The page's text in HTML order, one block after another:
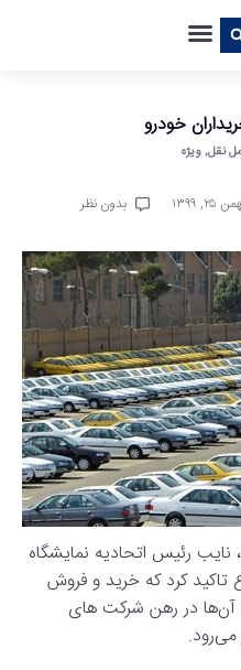
خودرو
نقل,ویژه
۲۵, ۱۳۹۹ بدون نظر
نایب رئیس اتحادیه نمایشگاه
تاکید کرد که خرید و فروش
آن‌ها در رهن شرکت‌ های
می‌رود.